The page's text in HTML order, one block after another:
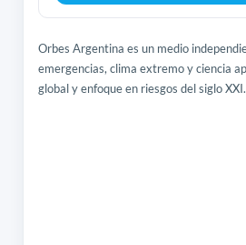
Orbes Argentina es un medio
emergencias, clima extremo y ciencia
global y enfoque en riesgos del siglo XXI.